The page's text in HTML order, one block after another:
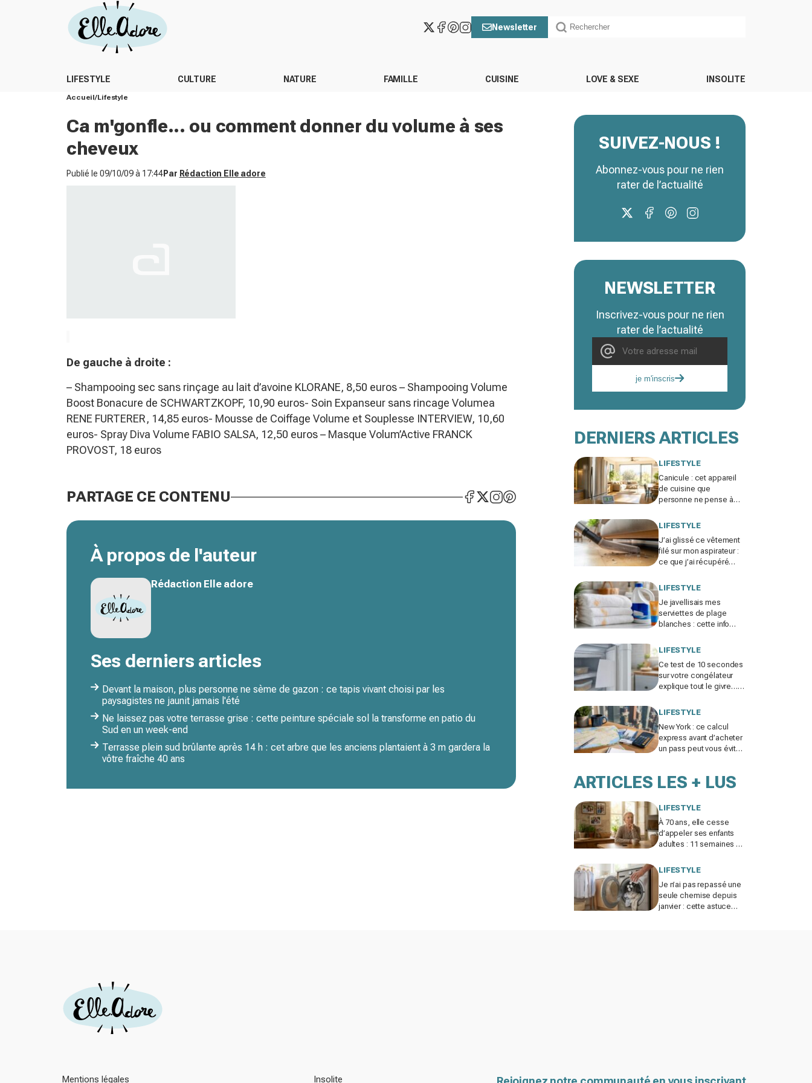
Newsletter
LIFESTYLE CULTURE NATURE FAMILLE CUISINE LOVE & SEXE INSOLITE
Accueil Lifestyle
Ca m'gonfle... ou comment donner du volume à ses
cheveux
Publié le 09/10/09 à 17:44Par Rédaction Elle adore
De gauche à droite :
– Shampooing sec sans rinçage au lait d’avoine KLORANE, 8,50 euros – Shampooing Volume
Boost Bonacure de SCHWARTZKOPF, 10,90 euros- Soin Expanseur sans rincage Volumea
RENE FURTERER, 14,85 euros- Mousse de Coiffage Volume et Souplesse INTERVIEW, 10,60
euros- Spray Diva Volume FABIO SALSA, 12,50 euros – Masque Volum’Active FRANCK
PROVOST, 18 euros
PARTAGE CE CONTENU
À propos de l'auteur
Rédaction Elle adore
Ses derniers articles
Devant la maison, plus personne ne sème de gazon : ce tapis vivant choisi par les
paysagistes ne jaunit jamais l'été
Ne laissez pas votre terrasse grise : cette peinture spéciale sol la transforme en patio du
Sud en un week-end
Terrasse plein sud brûlante après 14 h : cet arbre que les anciens plantaient à 3 m gardera la
vôtre fraîche 40 ans
SUIVEZ-NOUS !
Abonnez-vous pour ne rien
rater de l’actualité
NEWSLETTER
Inscrivez-vous pour ne rien
rater de l’actualité
je m'inscris
DERNIERS ARTICLES
LIFESTYLE
Canicule : cet appareil
de cuisine que
personne ne pense à
grimper votre salon de 2
LIFESTYLE
J’ai glissé ce vêtement
filé sur mon aspirateur :
ce que j’ai récupéré
rougir de honte
LIFESTYLE
Je javellisais mes
serviettes de plage
blanches : cette info
solaire explique les
LIFESTYLE
Ce test de 10 secondes
sur votre congélateur
explique tout le givre…
en trop
LIFESTYLE
New York : ce calcul
express avant d’acheter
un pass peut vous éviter
ARTICLES LES + LUS
LIFESTYLE
À 70 ans, elle cesse
d’appeler ses enfants
adultes : 11 semaines de
brutale sur les familles
LIFESTYLE
Je n’ai pas repassé une
seule chemise depuis
janvier : cette astuce
Mentions légales Insolite